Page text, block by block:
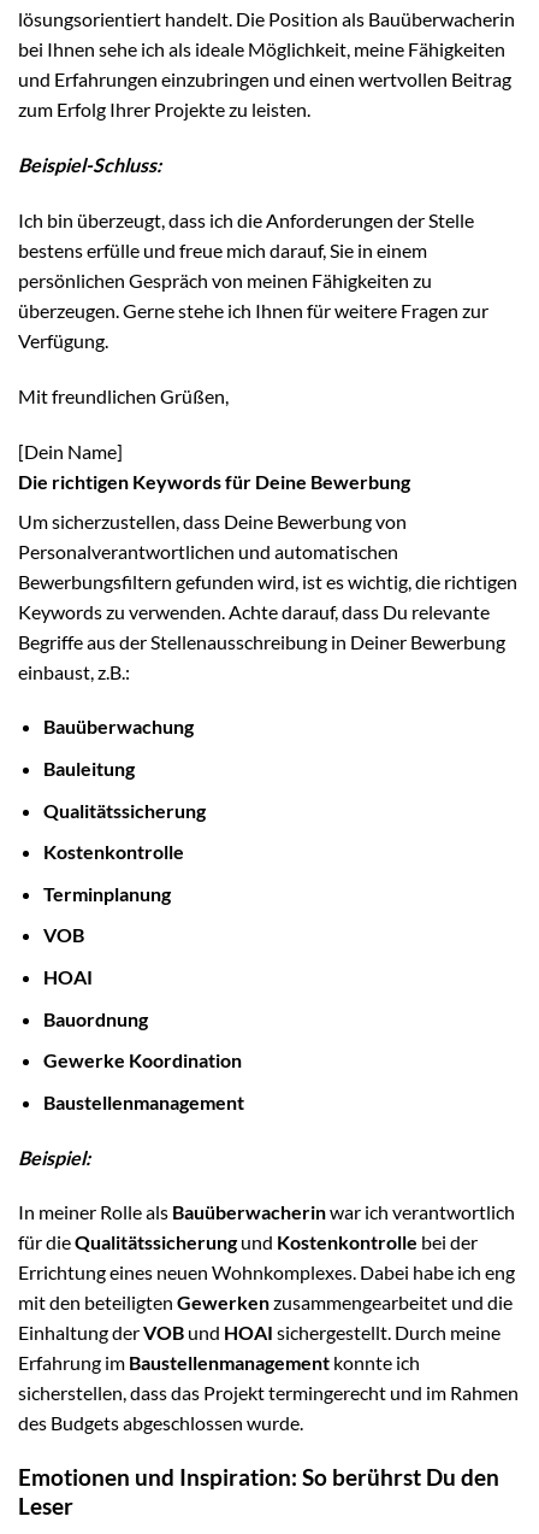
lösungsorientiert handelt. Die Position als Bauüberwacherin
bei Ihnen sehe ich als ideale Möglichkeit, meine Fähigkeiten
und Erfahrungen einzubringen und einen wertvollen Beitrag
zum Erfolg Ihrer Projekte zu leisten.
Beispiel-Schluss:
Ich bin überzeugt, dass ich die Anforderungen der Stelle
bestens erfülle und freue mich darauf, Sie in einem
persönlichen Gespräch von meinen Fähigkeiten zu
überzeugen. Gerne stehe ich Ihnen für weitere Fragen zur
Verfügung.
Mit freundlichen Grüßen,
[Dein Name]
Die richtigen Keywords für Deine Bewerbung
Um sicherzustellen, dass Deine Bewerbung von
Personalverantwortlichen und automatischen
Bewerbungsfiltern gefunden wird, ist es wichtig, die richtigen
Keywords zu verwenden. Achte darauf, dass Du relevante
Begriffe aus der Stellenausschreibung in Deiner Bewerbung
einbaust, z.B.:
Bauüberwachung
Bauleitung
Qualitätssicherung
Kostenkontrolle
Terminplanung
VOB
HOAI
Bauordnung
Gewerke Koordination
Baustellenmanagement
Beispiel:
In meiner Rolle als Bauüberwacherinwar ich verantwortlich
für dieQualitätssicherungund Kostenkontrolle bei der
Errichtung eines neuen Wohnkomplexes. Dabei habe ich eng
mit den beteiligten Gewerkenzusammengearbeitet und die
Einhaltung derVOB und HOAI sichergestellt. Durch meine
Erfahrung im Baustellenmanagement konnte ich
sicherstellen, dass das Projekt termingerecht und im Rahmen
des Budgets abgeschlossen wurde.
Emotionen und Inspiration: So berührst Du den
Leser